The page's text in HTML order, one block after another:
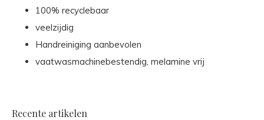
100% recyclebaar
veelzijdig
Handreiniging aanbevolen
vaatwasmachinebestendig, melamine vrij
Recente artikelen